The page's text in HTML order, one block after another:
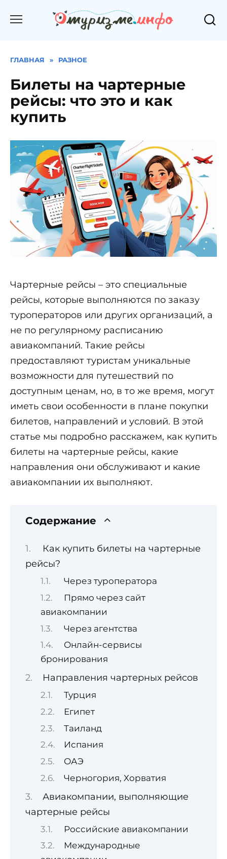
ГЛАВНАЯ » РАЗНОЕ
Билеты на чартерные
рейсы: что это и как
купить
Чартерные рейсы – это специальные
рейсы, которые выполняются по заказу
туроператоров или других организаций, а
не по регулярному расписанию
авиакомпаний. Такие рейсы
предоставляют туристам уникальные
возможности для путешествий по
доступным ценам, но, в то же время, могут
иметь свои особенности в плане покупки
билетов, направлений и условий. В этой
статье мы подробно расскажем, как купить
билеты на чартерные рейсы, какие
направления они обслуживают и какие
авиакомпании их выполняют.
Содержание
Как купить билеты на чартерные
рейсы?
Через туроператора
Прямо через сайт
авиакомпании
Через агентства
Онлайн-сервисы
бронирования
Направления чартерных рейсов
Турция
Египет
Таиланд
Испания
ОАЭ
Черногория, Хорватия
Авиакомпании, выполняющие
чартерные рейсы
Российские авиакомпании
Международные